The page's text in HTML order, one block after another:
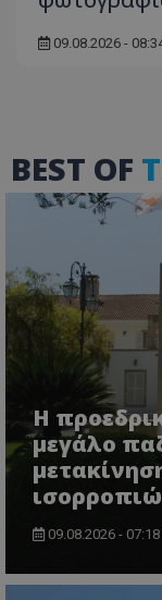
09.08.2026 -
BEST OF
Η
μεγάλο
09.08.2026 - 07:18
βασικές
Ο